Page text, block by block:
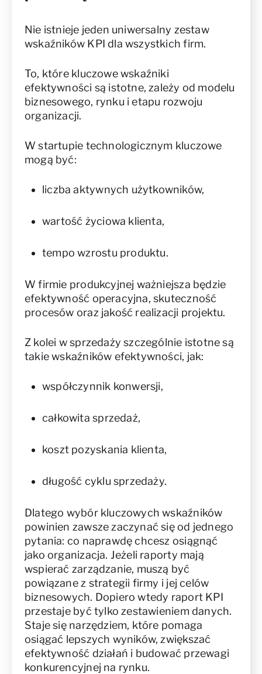
Nie istnieje jeden uniwersalny zestaw
wskaźników KPI dla wszystkich firm.
To, które kluczowe wskaźniki
efektywności są istotne, zależy od modelu
biznesowego, rynku i etapu rozwoju
organizacji.
W startupie technologicznym kluczowe
mogą być:
liczba aktywnych użytkowników,
wartość życiowa klienta,
tempo wzrostu produktu.
W firmie produkcyjnej ważniejsza będzie
efektywność operacyjna, skuteczność
procesów oraz jakość realizacji projektu.
Z kolei w sprzedaży szczególnie istotne są
takie wskaźników efektywności, jak:
współczynnik konwersji,
całkowita sprzedaż,
koszt pozyskania klienta,
długość cyklu sprzedaży.
Dlatego wybór kluczowych wskaźników
powinien zawsze zaczynać się od jednego
pytania: co naprawdę chcesz osiągnąć
jako organizacja. Jeżeli raporty mają
wspierać zarządzanie, muszą być
powiązane z strategii firmy i jej celów
biznesowych. Dopiero wtedy raport KPI
przestaje być tylko zestawieniem danych.
Staje się narzędziem, które pomaga
osiągać lepszych wyników, zwiększać
efektywność działań i budować przewagi
konkurencyjnej na rynku.